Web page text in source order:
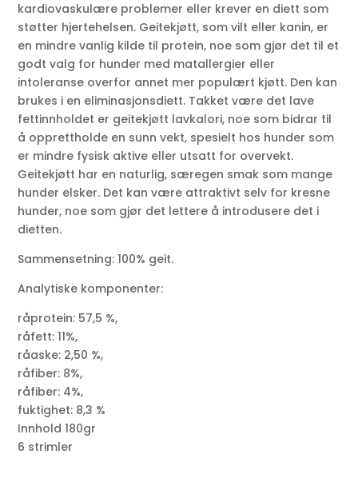
kardiovaskulære problemer eller krever en diett som
støtter hjertehelsen. Geitekjøtt, som vilt eller kanin, er
en mindre vanlig kilde til protein, noe som gjør det til et
godt valg for hunder med matallergier eller
intoleranse overfor annet mer populært kjøtt. Den kan
brukes i en eliminasjonsdiett. Takket være det lave
fettinnholdet er geitekjøtt lavkalori, noe som bidrar til
å opprettholde en sunn vekt, spesielt hos hunder som
er mindre fysisk aktive eller utsatt for overvekt.
Geitekjøtt har en naturlig, særegen smak som mange
hunder elsker. Det kan være attraktivt selv for kresne
hunder, noe som gjør det lettere å introdusere det i
dietten.
Sammensetning: 100% geit.
Analytiske komponenter:
råprotein: 57,5 ​​%,
råfett: 11%,
råaske: 2,50 %,
råfiber: 8%,
råfiber: 4%,
fuktighet: 8,3 %
Innhold 180gr
6 strimler